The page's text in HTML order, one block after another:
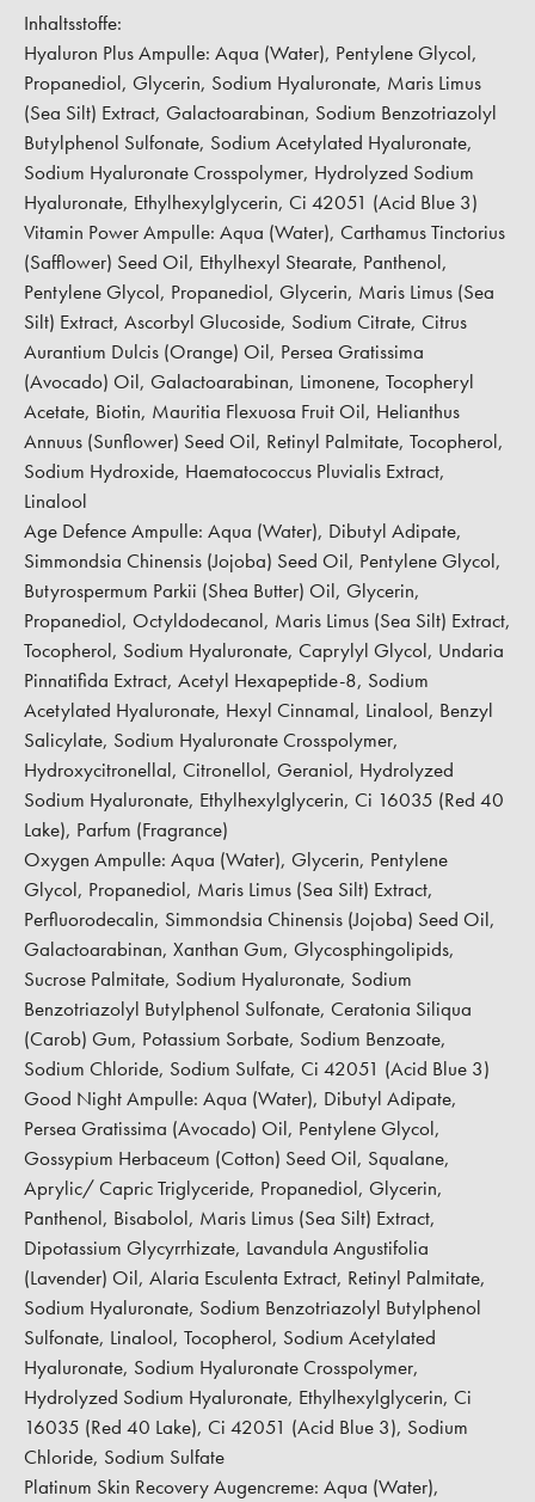
Inhaltsstoffe:
Hyaluron Plus Ampulle: Aqua (Water), Pentylene Glycol,
Propanediol, Glycerin, Sodium Hyaluronate, Maris Limus
(Sea Silt) Extract, Galactoarabinan, Sodium Benzotriazolyl
Butylphenol Sulfonate, Sodium Acetylated Hyaluronate,
Sodium Hyaluronate Crosspolymer, Hydrolyzed Sodium
Hyaluronate, Ethylhexylglycerin, Ci 42051 (Acid Blue 3)
Vitamin Power Ampulle: Aqua (Water), Carthamus Tinctorius
(Safflower) Seed Oil, Ethylhexyl Stearate, Panthenol,
Pentylene Glycol, Propanediol, Glycerin, Maris Limus (Sea
Silt) Extract, Ascorbyl Glucoside, Sodium Citrate, Citrus
Aurantium Dulcis (Orange) Oil, Persea Gratissima
(Avocado) Oil, Galactoarabinan, Limonene, Tocopheryl
Acetate, Biotin, Mauritia Flexuosa Fruit Oil, Helianthus
Annuus (Sunflower) Seed Oil, Retinyl Palmitate, Tocopherol,
Sodium Hydroxide, Haematococcus Pluvialis Extract,
Linalool
Age Defence Ampulle: Aqua (Water), Dibutyl Adipate,
Simmondsia Chinensis (Jojoba) Seed Oil, Pentylene Glycol,
Butyrospermum Parkii (Shea Butter) Oil, Glycerin,
Propanediol, Octyldodecanol, Maris Limus (Sea Silt) Extract,
Tocopherol, Sodium Hyaluronate, Caprylyl Glycol, Undaria
Pinnatifida Extract, Acetyl Hexapeptide-8, Sodium
Acetylated Hyaluronate, Hexyl Cinnamal, Linalool, Benzyl
Salicylate, Sodium Hyaluronate Crosspolymer,
Hydroxycitronellal, Citronellol, Geraniol, Hydrolyzed
Sodium Hyaluronate, Ethylhexylglycerin, Ci 16035 (Red 40
Lake), Parfum (Fragrance)
Oxygen Ampulle: Aqua (Water), Glycerin, Pentylene
Glycol, Propanediol, Maris Limus (Sea Silt) Extract,
Perfluorodecalin, Simmondsia Chinensis (Jojoba) Seed Oil,
Galactoarabinan, Xanthan Gum, Glycosphingolipids,
Sucrose Palmitate, Sodium Hyaluronate, Sodium
Benzotriazolyl Butylphenol Sulfonate, Ceratonia Siliqua
(Carob) Gum, Potassium Sorbate, Sodium Benzoate,
Sodium Chloride, Sodium Sulfate, Ci 42051 (Acid Blue 3)
Good Night Ampulle: Aqua (Water), Dibutyl Adipate,
Persea Gratissima (Avocado) Oil, Pentylene Glycol,
Gossypium Herbaceum (Cotton) Seed Oil, Squalane,
Aprylic/ Capric Triglyceride, Propanediol, Glycerin,
Panthenol, Bisabolol, Maris Limus (Sea Silt) Extract,
Dipotassium Glycyrrhizate, Lavandula Angustifolia
(Lavender) Oil, Alaria Esculenta Extract, Retinyl Palmitate,
Sodium Hyaluronate, Sodium Benzotriazolyl Butylphenol
Sulfonate, Linalool, Tocopherol, Sodium Acetylated
Hyaluronate, Sodium Hyaluronate Crosspolymer,
Hydrolyzed Sodium Hyaluronate, Ethylhexylglycerin, Ci
16035 (Red 40 Lake), Ci 42051 (Acid Blue 3), Sodium
Chloride, Sodium Sulfate
Platinum Skin Recovery Augencreme: Aqua (Water),